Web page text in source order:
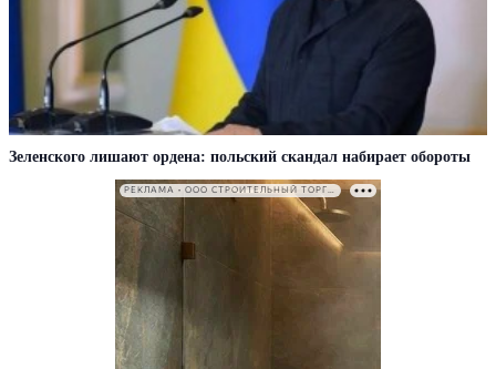
Зеленского лишают ордена: польский скандал набирает обороты
РЕКЛАМА • ООО СТРОИТЕЛЬНЫЙ ТОРГОВЫЙ ДОМ «ПЕТРОВИЧ». ИНН: 7802348846